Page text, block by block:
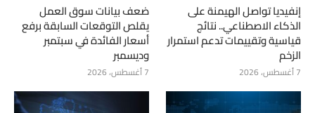
إنفيديا تواصل الهيمنة على
الذكاء الاصطناعي.. نتائج
قياسية وتقييمات تدعم استمرار
الزخم
7 أغسطس، 2026
ضعف بيانات سوق العمل
يقلص التوقعات السابقة برفع
أسعار الفائدة في سبتمبر
وديسمبر
7 أغسطس، 2026